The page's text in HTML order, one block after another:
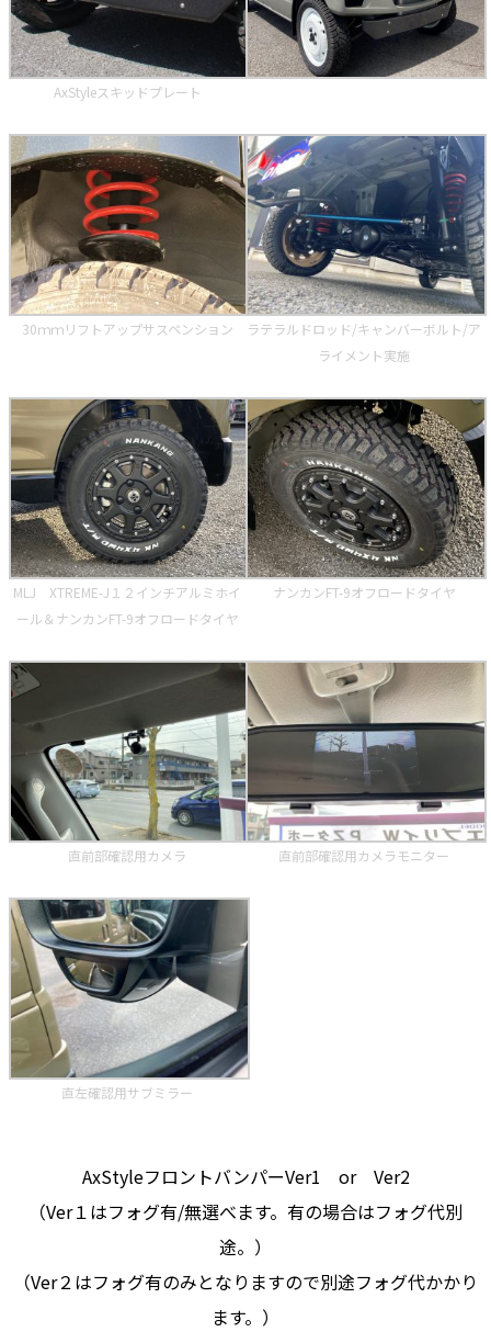
AxStyleスキッドプレート
30ｍｍリフトアップサスペンション
ラテラルドロッド/キャンバーボルト/ア
ライメント実施
MLJ XTREME-J１２インチアルミホイ
ール＆ナンカンFT-9オフロードタイヤ
ナンカンFT-9オフロードタイヤ
直前部確認用カメラ 直前部確認用カメラモニター
直左確認用サブミラー
AxStyleフロントバンパーVer1 or Ver2
（Ver１はフォグ有/無選べます。有の場合はフォグ代別
途。）
（Ver２はフォグ有のみとなりますので別途フォグ代かかり
ます。）